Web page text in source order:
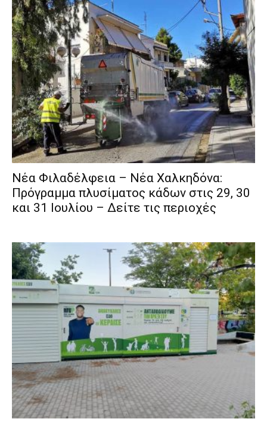
Νέα Φιλαδέλφεια – Νέα Χαλκηδόνα:
Πρόγραμμα πλυσίματος κάδων στις 29, 30
και 31 Ιουλίου – Δείτε τις περιοχές